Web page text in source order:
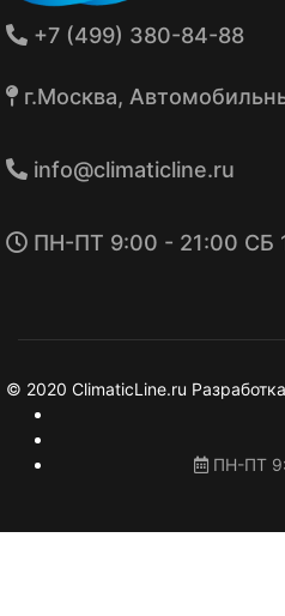
+7 (499) 380-84-88
г.Москва,
info@climaticline.ru
ПН-ПТ 9:00 - 21:00 СБ
© 2020 ClimaticLine.ru
ПН-ПТ